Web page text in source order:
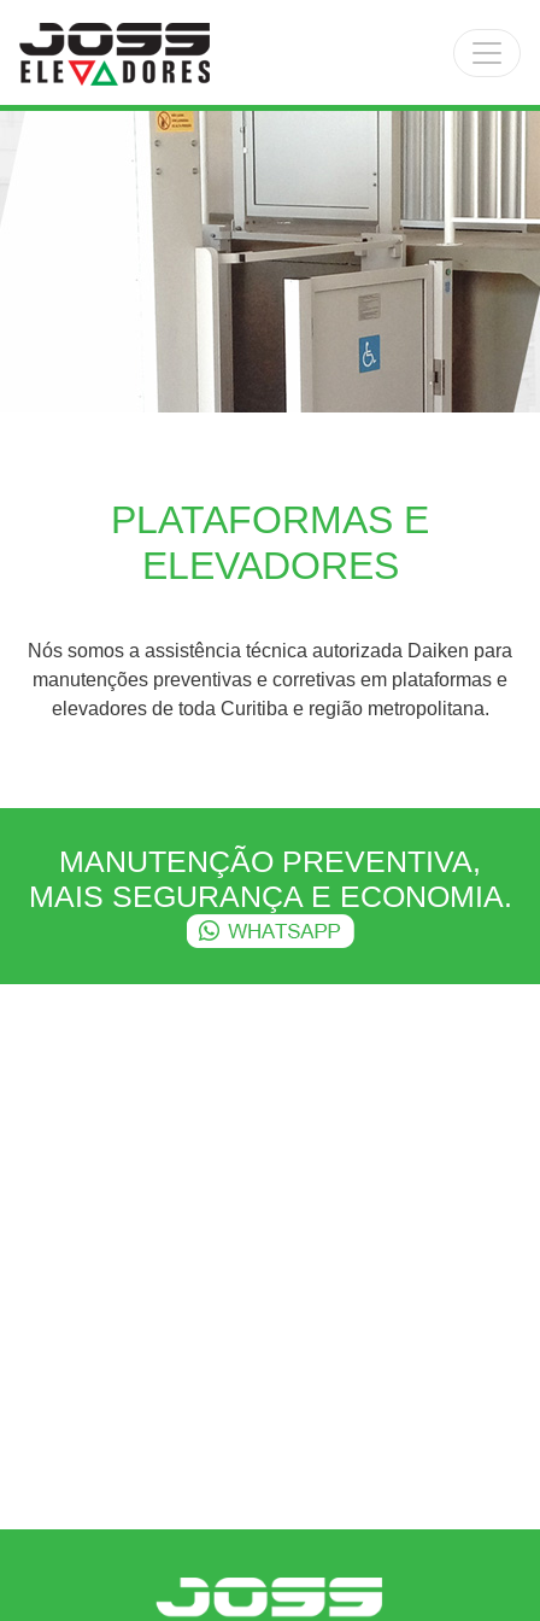
Main Navigation
PLATAFORMAS E
ELEVADORES
Nós somos a assistência técnica autorizada Daiken para
manutenções preventivas e corretivas em plataformas e
elevadores de toda Curitiba e região metropolitana.
MANUTENÇÃO PREVENTIVA,
MAIS SEGURANÇA E ECONOMIA.